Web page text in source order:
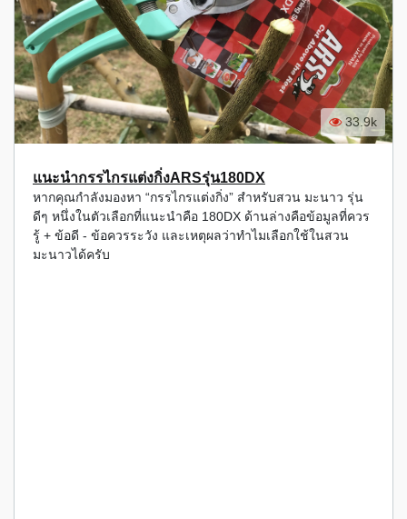
33.9k
แนะนำกรรไกรแต่งกิ่งARSรุ่น180DX
หากคุณกำลังมองหา “กรรไกรแต่งกิ่ง” สำหรับสวน มะนาว รุ่น
ดีๆ หนึ่งในตัวเลือกที่แนะนำคือ 180DX ด้านล่างคือข้อมูลที่ควร
รู้ + ข้อดี - ข้อควรระวัง และเหตุผลว่าทำไมเลือกใช้ในสวน
มะนาวได้ครับ